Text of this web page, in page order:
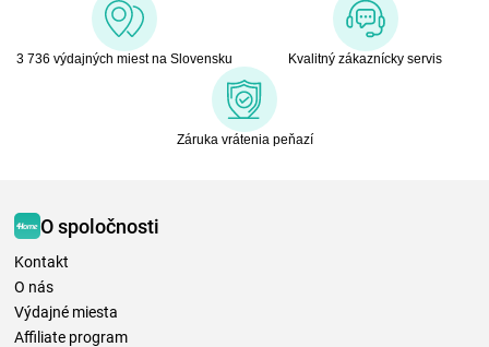
3 736 výdajných miest na Slovensku Kvalitný zákaznícky servis
Záruka vrátenia peňazí
O spoločnosti
Kontakt
O nás
Výdajné miesta
Affiliate program